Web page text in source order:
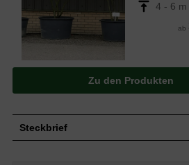
4 - 6 m
ab
Zu den Produkten
Steckbrief